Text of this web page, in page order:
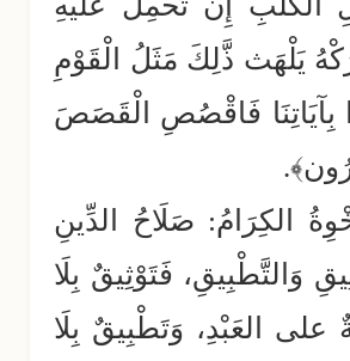
يَلْهَث ذَّلِكَ مَثَلُ الْقَوْمِ
بِآيَاتِنَا فَاقْصُصِ الْقَصَصَ
الكِرَامُ: صَلَاحُ الدِّينِ
وَالتَّطْبِيقِ، فَتَوْثِيقٌ بِلَا
العَبْدِ، وَتَطْبِيقٌ بِلَا